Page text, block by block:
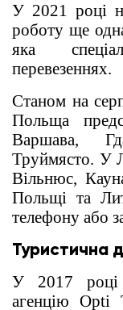
У 2021 році
роботу ще
яка
перевезеннях.
Станом на
Польща
Варшава,
Труймясто. У
Вільнюс,
Польщі та
телефону або
Туристична
У 2017 році
агенцію Opti